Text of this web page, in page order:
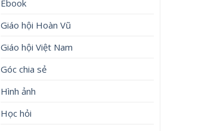
Ebook
Giáo hội Hoàn Vũ
Giáo hội Việt Nam
Góc chia sẻ
Hình ảnh
Học hỏi